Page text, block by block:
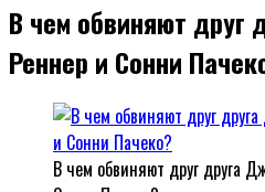
В чем обвиняют друг
Реннер и Сонни
В чем обвиняют друг друга